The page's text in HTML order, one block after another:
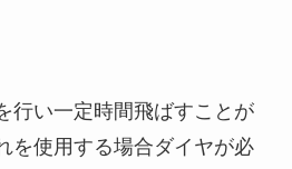
行い一定時間飛ばすことが
を使用する場合ダイヤが必